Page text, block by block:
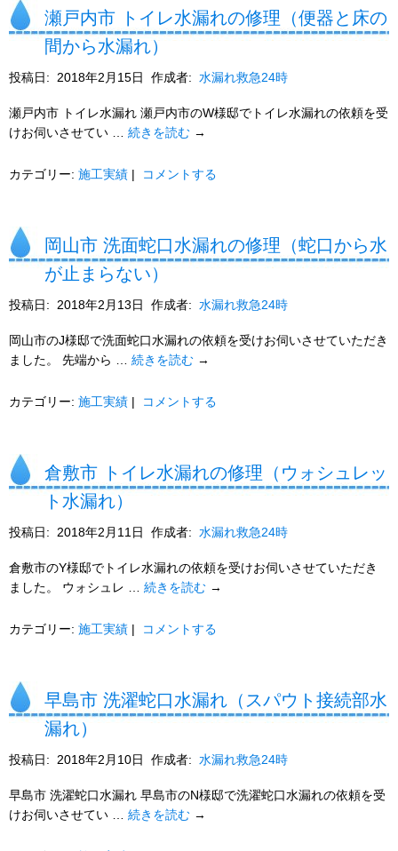
瀬戸内市 トイレ水漏れの修理（便器と床の
間から水漏れ）
投稿日: 2018年2月15日 作成者: 水漏れ救急24時
瀬戸内市 トイレ水漏れ 瀬戸内市のW様邸でトイレ水漏れの依頼を受
けお伺いさせてい … 続きを読む →
カテゴリー: 施工実績 | コメントする
岡山市 洗面蛇口水漏れの修理（蛇口から水
が止まらない）
投稿日: 2018年2月13日 作成者: 水漏れ救急24時
岡山市のJ様邸で洗面蛇口水漏れの依頼を受けお伺いさせていただき
ました。 先端から … 続きを読む →
カテゴリー: 施工実績 | コメントする
倉敷市 トイレ水漏れの修理（ウォシュレッ
ト水漏れ）
投稿日: 2018年2月11日 作成者: 水漏れ救急24時
倉敷市のY様邸でトイレ水漏れの依頼を受けお伺いさせていただき
ました。 ウォシュレ … 続きを読む →
カテゴリー: 施工実績 | コメントする
早島市 洗濯蛇口水漏れ（スパウト接続部水
漏れ）
投稿日: 2018年2月10日 作成者: 水漏れ救急24時
早島市 洗濯蛇口水漏れ 早島市のN様邸で洗濯蛇口水漏れの依頼を受
けお伺いさせてい … 続きを読む →